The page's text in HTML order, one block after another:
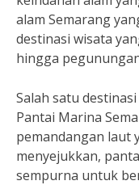
alam Semarang
destinasi wisata
hingga
Salah satu
Pantai Marina
pemandangan laut
menyejukkan,
sempurna untuk